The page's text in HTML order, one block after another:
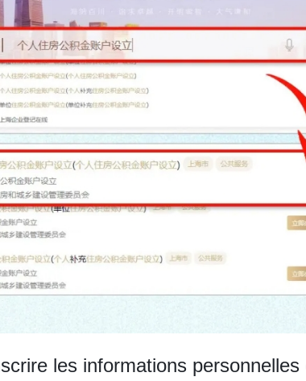
les informations